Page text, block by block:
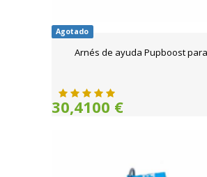
Agotado
Arnés de ayuda Pupboost
30,4100 €